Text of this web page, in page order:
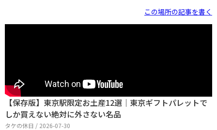
この場所の記事を書く
【保存版】東京駅限定お土産12選｜東京ギフトパレットで
しか買えない絶対に外さない名品
タケの休日 / 2026-07-30